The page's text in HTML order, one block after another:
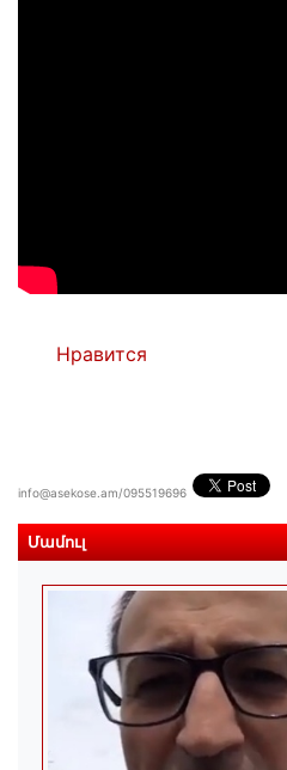
Нравится
info@asekose.am/095519696
Մամուլ